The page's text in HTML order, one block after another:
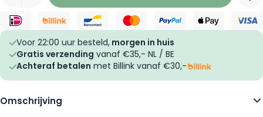
Voor 22:00 uur besteld, morgen in huis
Gratis verzending vanaf €35,- NL / BE
Achteraf betalen met Billink vanaf €30,-
Omschrijving